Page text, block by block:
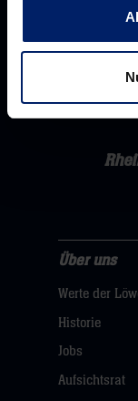
uns
Navigation
öffnen,
Über uns
Werte der
Historie
Jobs
Aufsichtsrat